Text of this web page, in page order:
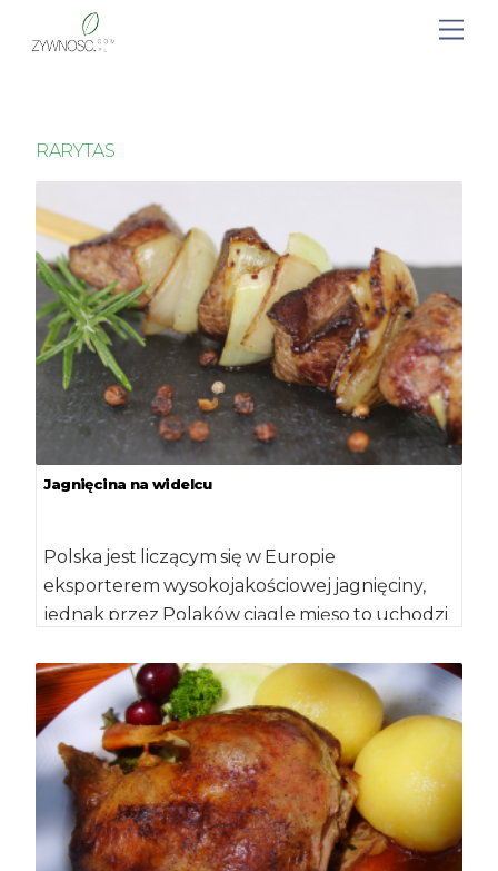
RARYTAS
Jagnięcina na widelcu
Polska jest liczącym się w Europie
eksporterem wysokojakościowej jagnięciny,
jednak przez Polaków ciągle mięso to uchodzi